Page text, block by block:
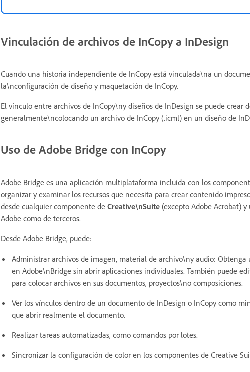
Vinculación de archivos de InCopy a InDesign
Cuando una historia independiente de InCopy está vinculada\na un
la\nconfiguración de diseño y maquetación de InCopy.
El vínculo entre archivos de InCopy\ny diseños de InDesign se puede crear
generalmente\ncolocando un archivo de InCopy (.icml) en un diseño de
Uso de Adobe Bridge con InCopy
Adobe Bridge es una aplicación multiplataforma incluida con los
organizar y examinar los recursos que necesita para crear contenido
desde cualquier componente de Creative\nSuite (excepto Adobe Acrobat)
Adobe como de terceros.
Desde Adobe Bridge, puede:
Administrar archivos de imagen, material de archivo\ny audio: Obtenga
en Adobe\nBridge sin abrir aplicaciones individuales. También puede
para colocar archivos en sus documentos, proyectos\no composiciones.
Ver los vínculos dentro de un documento de InDesign o InCopy como
que abrir realmente el documento.
Realizar tareas automatizadas, como comandos por lotes.
Sincronizar la configuración de color en los componentes de Creative